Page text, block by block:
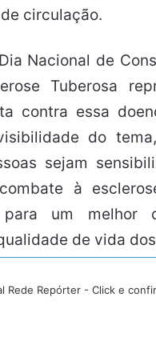
circulação.
Nacional de
Tuberosa
contra essa
do
sejam
à
para um melhor
de vida
Rede Repórter - Click e